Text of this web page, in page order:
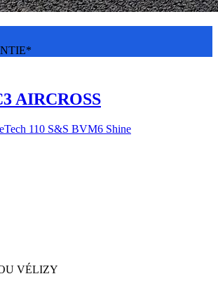
AIRCROSS
110 S&S BVM6 Shine
VÉLIZY